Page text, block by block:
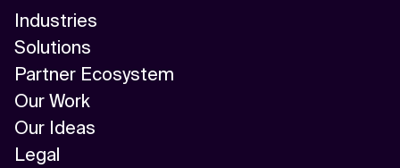
Industries
Solutions
Partner Ecosystem
Our Work
Our Ideas
Legal